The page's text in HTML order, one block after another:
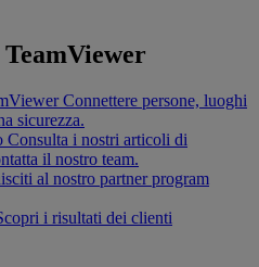
Connettere persone, luoghi
sicurezza.
Consulta i nostri articoli di
il nostro team.
al nostro partner program
i risultati dei clienti